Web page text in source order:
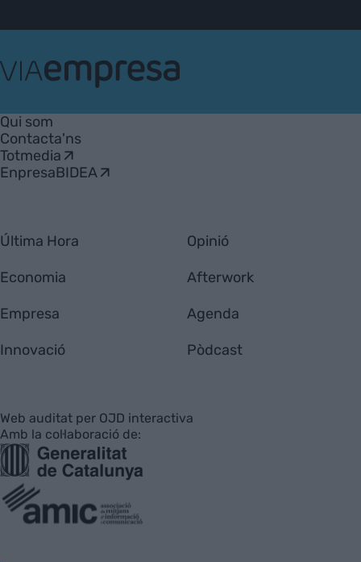
Empresa
Qui som
Contacta'ns
Totmedia
EnpresaBIDEA
Última Hora
Economia
Empresa
Innovació
Opinió
Afterwork
Agenda
Pòdcast
Web auditat per OJD interactiva
Amb la col·laboració de: